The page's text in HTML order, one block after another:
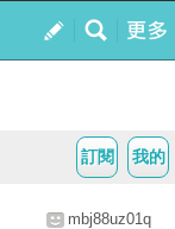
我的
訂閱
mbj88uz01q